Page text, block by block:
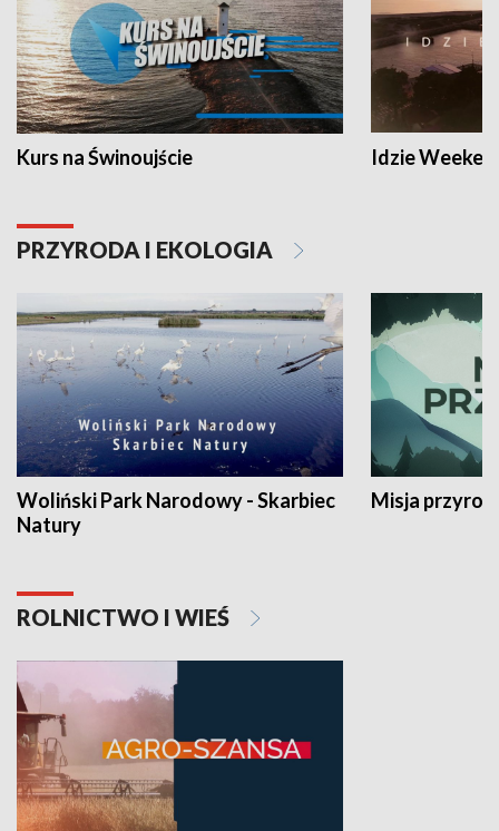
Kurs na Świnoujście Idzie
PRZYRODA I EKOLOGIA
Woliński Park Narodowy - Skarbiec
Natury
Misja
ROLNICTWO I WIEŚ